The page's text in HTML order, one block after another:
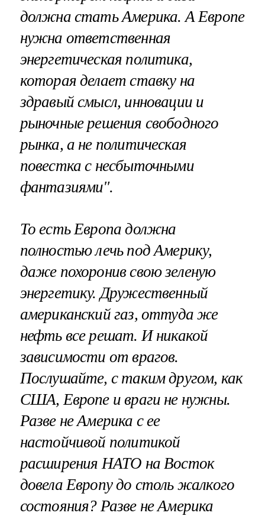
должна стать Америка. А Европе
нужна ответственная
энергетическая политика,
которая делает ставку на
здравый смысл, инновации и
рыночные решения свободного
рынка, а не политическая
повестка с несбыточными
фантазиями".
То есть Европа должна
полностью лечь под Америку,
даже похоронив свою зеленую
энергетику. Дружественный
американский газ, оттуда же
нефть все решат. И никакой
зависимости от врагов.
Послушайте, с таким другом, как
США, Европе и враги не нужны.
Разве не Америка с ее
настойчивой политикой
расширения НАТО на Восток
довела Европу до столь жалкого
состояния? Разве не Америка